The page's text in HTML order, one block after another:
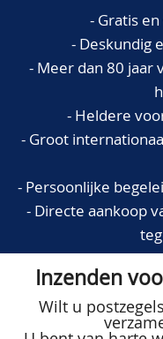
- Gratis
- Deskundig
- Meer dan 80 jaar
- Heldere
- Groot
- Persoonlijke
- Directe aankoop
Inzenden
Wilt u